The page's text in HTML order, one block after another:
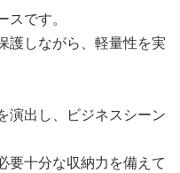
です。
護しながら、軽量性を実
演出し、ビジネスシーン
要十分な収納力を備えて